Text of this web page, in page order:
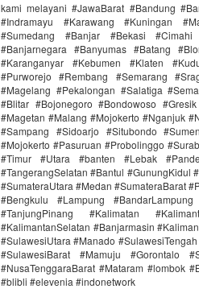
kami melayani #JawaBarat #Bandung
#Indramayu #Karawang #Kuningan
#Sumedang #Banjar #Bekasi
#Banjarnegara #Banyumas #Batang
#Karanganyar #Kebumen #Klaten
#Purworejo #Rembang #Semarang
#Magelang #Pekalongan #Salatiga
#Blitar #Bojonegoro #Bondowoso
#Magetan #Malang #Mojokerto #Nganjuk
#Sampang #Sidoarjo #Situbondo
#Mojokerto #Pasuruan #Probolinggo
#Timur #Utara #banten #Lebak
#TangerangSelatan #Bantul #GunungKidul
#SumateraUtara #Medan #SumateraBarat
#Bengkulu #Lampung
#TanjungPinang #Kalimatan
#KalimantanSelatan #Banjarmasin
#SulawesiUtara #Manado
#SulawesiBarat #Mamuju #Gorontalo
#NusaTenggaraBarat #Mataram #lombok
#blibli #elevenia #indonetwork